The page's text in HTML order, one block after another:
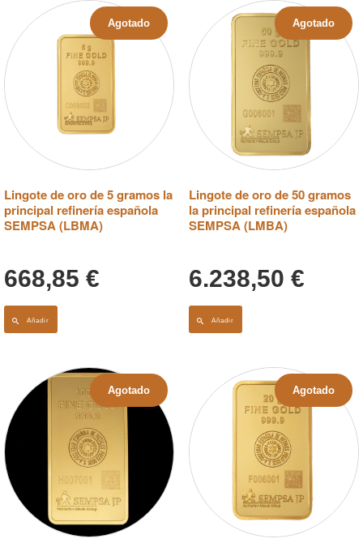
Lingote de oro de 5 gramos la
principal refinería española
SEMPSA (LBMA)
Agotado
668,85 €
Añadir
Lingote de oro de 50 gramos
la principal refinería española
SEMPSA (LMBA)
Agotado
6.238,50 €
Añadir
Agotado Agotado